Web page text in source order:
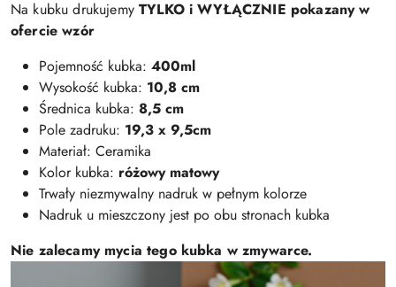
Na kubku drukujemyTYLKO i WYŁĄCZNIE pokazany w
ofercie wzór
Pojemność kubka: 400ml
Wysokość kubka: 10,8 cm
Średnica kubka: 8,5 cm
Pole zadruku: 19,3 x 9,5cm
Materiał: Ceramika
Kolor kubka: różowy matowy
Trwały niezmywalny nadruk w pełnym kolorze
Nadruk u mieszczony jest po obu stronach kubka
Nie zalecamy mycia tego kubka w zmywarce.